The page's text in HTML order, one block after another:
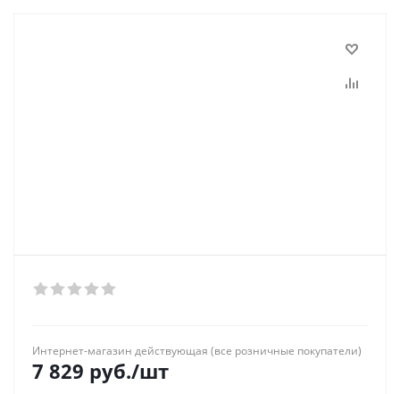
Интернет-магазин действующая (все розничные покупатели)
7 829 руб./шт